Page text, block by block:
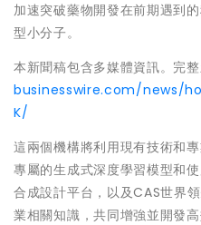
加速突破藥物開發在前期遇到
型小分子。
本新聞稿包含多媒體資訊。完
businesswire.com/news/
K/
這兩個機構將利用現有技術
專屬的生成式深度學習模型和
合成設計平台，以及CAS世界
業相關知識，共同增強並開發